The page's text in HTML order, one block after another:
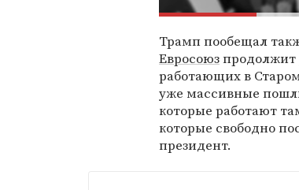
Трамп пообещал
Евросоюзпродолжит
работающих в
уже массивные
которые работают
которые свободно
президент.